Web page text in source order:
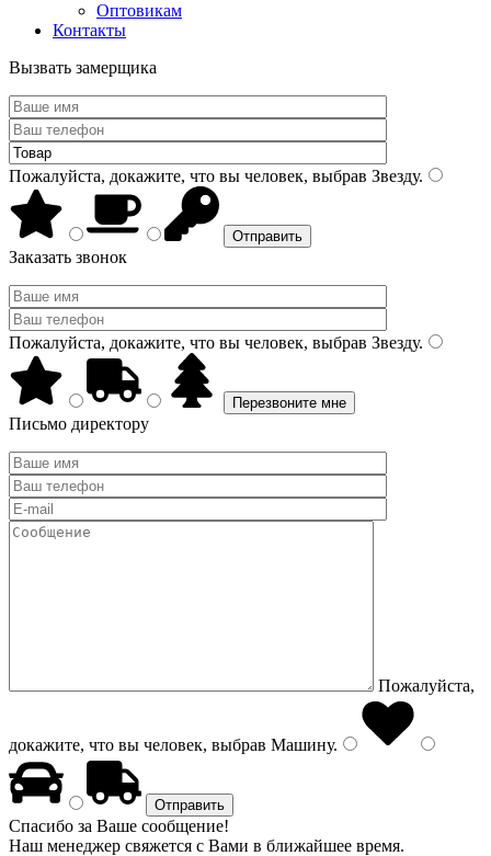
Оптовикам
Контакты
Вызвать замерщика
Пожалуйста, докажите, что вы человек, выбрав Звезду.
Заказать звонок
Пожалуйста, докажите, что вы человек, выбрав Звезду.
Письмо директору
Пожалуйста,
докажите, что вы человек, выбрав Машину.
Спасибо за Ваше сообщение!
Наш менеджер свяжется с Вами в ближайшее время.